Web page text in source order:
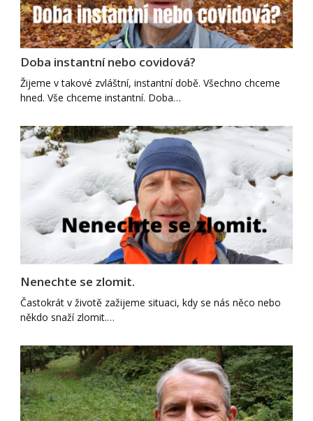
Doba instantní nebo covidová?
Žijeme v takové zvláštní, instantní době. Všechno chceme
hned. Vše chceme instantní. Doba…
Nenechte se zlomit.
Častokrát v životě zažijeme situaci, kdy se nás něco nebo
někdo snaží zlomit.…